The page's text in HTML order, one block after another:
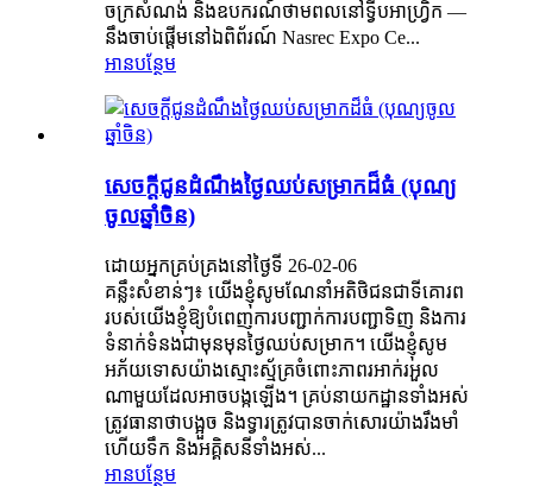
ចក្រសំណង់ និងឧបករណ៍ថាមពលនៅទ្វីបអាហ្វ្រិក —
នឹងចាប់ផ្តើមនៅឯពិព័រណ៍ Nasrec Expo Ce...
អានបន្ថែម
សេចក្តីជូនដំណឹងថ្ងៃឈប់សម្រាកដ៏ធំ (បុណ្យ
ចូលឆ្នាំចិន)
ដោយអ្នកគ្រប់គ្រងនៅថ្ងៃទី 26-02-06
គន្លឹះ​សំខាន់ៗ៖ យើងខ្ញុំសូមណែនាំអតិថិជនជាទីគោរព
របស់យើងខ្ញុំឱ្យបំពេញការបញ្ជាក់ការបញ្ជាទិញ និងការ
ទំនាក់ទំនងជាមុនមុនថ្ងៃឈប់សម្រាក។ យើងខ្ញុំសូម
អភ័យទោសយ៉ាងស្មោះស្ម័គ្រចំពោះភាពរអាក់រអួល
ណាមួយដែលអាចបង្កឡើង។ គ្រប់នាយកដ្ឋានទាំងអស់
ត្រូវធានាថាបង្អួច និងទ្វារត្រូវបានចាក់សោរយ៉ាងរឹងមាំ
ហើយទឹក និងអគ្គិសនីទាំងអស់...
អានបន្ថែម